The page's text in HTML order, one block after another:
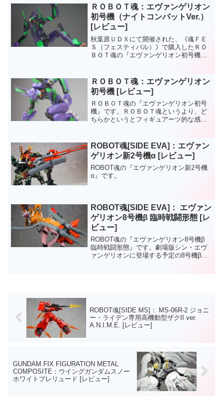
ツなので、コレといって目新しい部分は
少ないのですが、付属し...
ＲＯＢＯＴ魂：エヴァンゲリオン
初号機（ナイトコンバットVer.）
[レビュー]
秋葉原ＵＤＸにて開催された、《魂ＦＥ
Ｓ（フェスティバル）》で購入したＲＯ
ＢＯＴ魂の『エヴァンゲリオン初号機
ラー》にしなおしたもの。夜間戦闘用カ
ラーには成型色に《ダ...
ＲＯＢＯＴ魂：エヴァンゲリオン
初号機 [レビュー]
ＲＯＢＯＴ魂の『エヴァンゲリオン初号
機』です。ＲＯＢＯＴ魂というより、ど
ちらかというとフィギュアーツ的な感
一番動く感じです。しかし、初号機のフ
ィギュア買うのコレで何個目...
ROBOT魂[SIDE EVA]：エヴァン
ゲリオン新2号機α [レビュー]
ROBOT魂の『エヴァンゲリオン新2号機
α』です。
ROBOT魂[SIDE EVA]： エヴァン
ゲリオン8号機β 臨時戦闘形態 [レ
ビュー]
ROBOT魂の『エヴァンゲリオン8号機β
臨時戦闘形態』です。劇場版シン・エヴ
ァンゲリオンに登場する予定の8号機β臨
ROBOT魂[SIDE MS]： MS-06R-2 ジョニ
ー・ライデン専用高機動型ザクII ver.
A.N.I.M.E. [レビュー]
GUNDAM FIX FIGURATION METAL
COMPOSITE：ウイングガンダムスノー
ホワイトプレリュード [レビュー]